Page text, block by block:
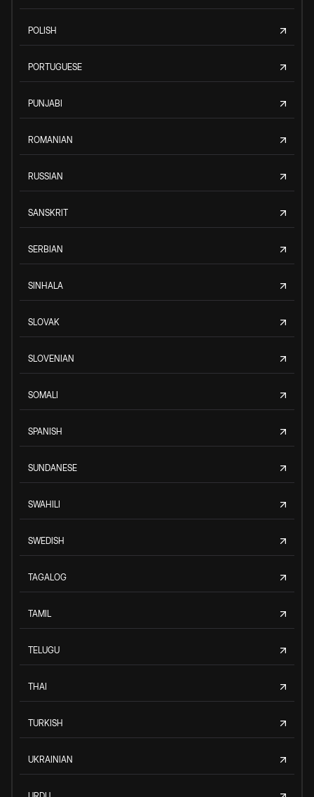
POLISH
PORTUGUESE
PUNJABI
ROMANIAN
RUSSIAN
SANSKRIT
SERBIAN
SINHALA
SLOVAK
SLOVENIAN
SOMALI
SPANISH
SUNDANESE
SWAHILI
SWEDISH
TAGALOG
TAMIL
TELUGU
THAI
TURKISH
UKRAINIAN